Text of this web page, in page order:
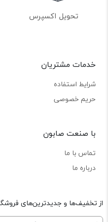
تحویل اکسپرس
خدمات مشتریان
شرایط استفاده
حریم خصوصی
با صنعت صابون
تماس با ما
درباره ما
از تخفیف‌ها و جدیدترین‌های